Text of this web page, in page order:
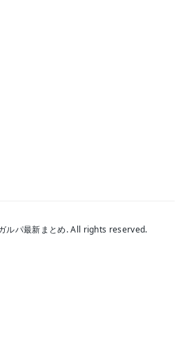
ルパ最新まとめ. All rights reserved.